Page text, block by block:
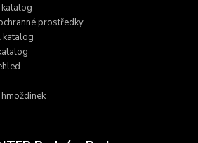
prostředky
katalog